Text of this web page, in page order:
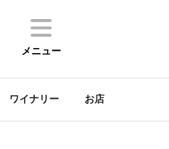
メニュー
ワイナリー お店